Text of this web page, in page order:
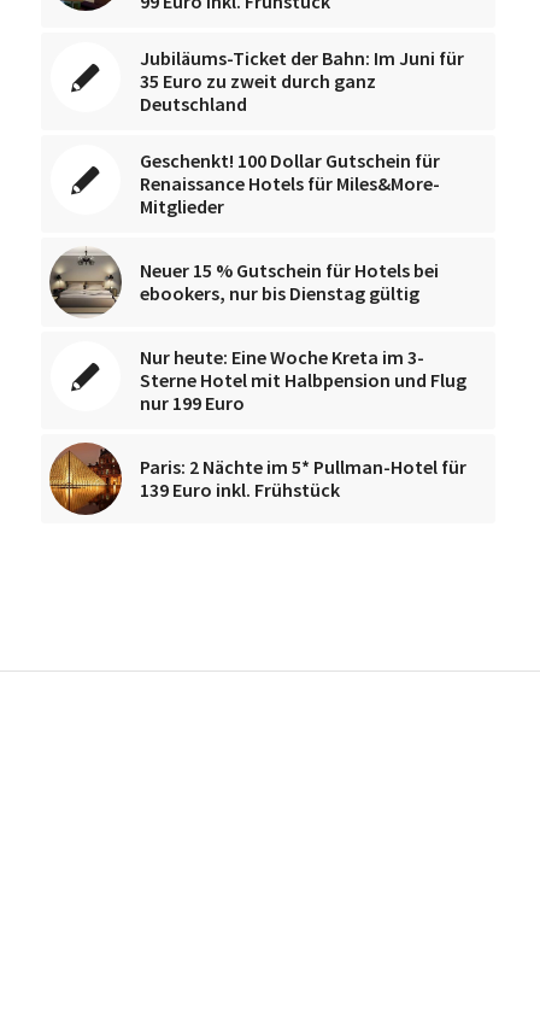
Jubiläums-Ticket der Bahn: Im Juni für
35 Euro zu zweit durch ganz
Deutschland
Geschenkt! 100 Dollar Gutschein für
Renaissance Hotels für Miles&More-
Mitglieder
Neuer 15 % Gutschein für Hotels bei
ebookers, nur bis Dienstag gültig
Nur heute: Eine Woche Kreta im 3-
Sterne Hotel mit Halbpension und Flug
nur 199 Euro
Paris: 2 Nächte im 5* Pullman-Hotel für
139 Euro inkl. Frühstück